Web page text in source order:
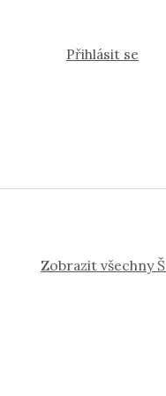
Přihlásit se
Zobrazit všechny